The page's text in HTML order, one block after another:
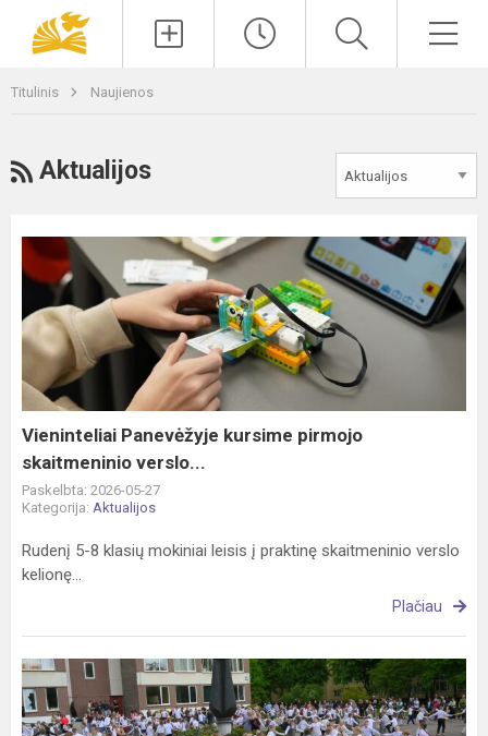
Titulinis Naujienos
RSS
Aktualijos
Vieninteliai
Panevėžyje
kursime
pirmojo
skaitmeninio
verslo...
Vieninteliai Panevėžyje kursime pirmojo
skaitmeninio verslo...
Paskelbta: 2026-05-27
Kategorija: Aktualijos
Rudenį 5-8 klasių mokiniai leisis į praktinę skaitmeninio verslo
kelionę...
Plačiau
Šokių
diena